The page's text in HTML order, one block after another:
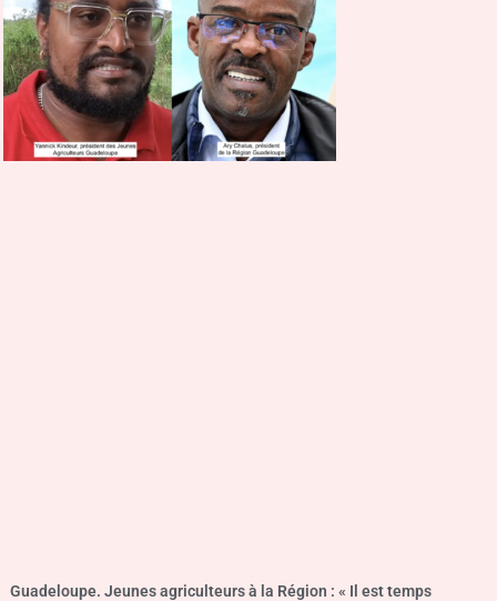
Guadeloupe. Jeunes agriculteurs à la Région : « Il est temps